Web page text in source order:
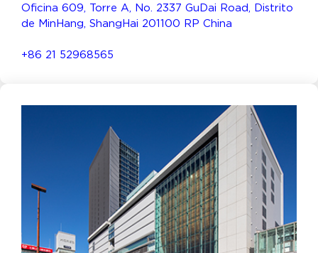
Oficina 609, Torre A, No. 2337 GuDai Road, Distrito
de MinHang, ShangHai 201100 RP China
+86 21 52968565